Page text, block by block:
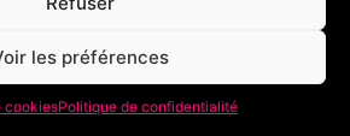
les préférences
cookiesPolitique de confidentialité
t
20